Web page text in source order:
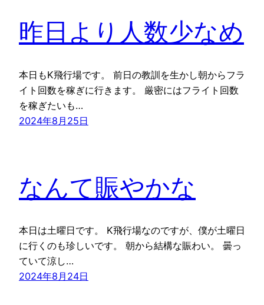
昨日より人数少なめ
本日もK飛行場です。 前日の教訓を生かし朝からフラ
イト回数を稼ぎに行きます。 厳密にはフライト回数
を稼ぎたいも…
2024年8月25日
なんて賑やかな
本日は土曜日です。 K飛行場なのですが、僕が土曜日
に行くのも珍しいです。 朝から結構な賑わい。 曇っ
ていて涼し…
2024年8月24日